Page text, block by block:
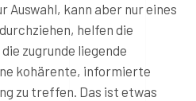
Auswahl, kann aber nur eines
helfen die
zugrunde liegende
kohärente, informierte
zu treffen. Das ist etwas